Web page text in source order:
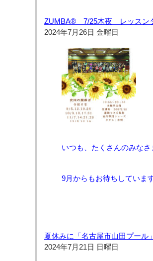
ZUMBA® 7/25木夜 レッスン
2024年7月26日 金曜日
いつも、たくさんのみな
9月からもお待ちしていま
夏休みに「名古屋市山田プール
2024年7月21日 日曜日